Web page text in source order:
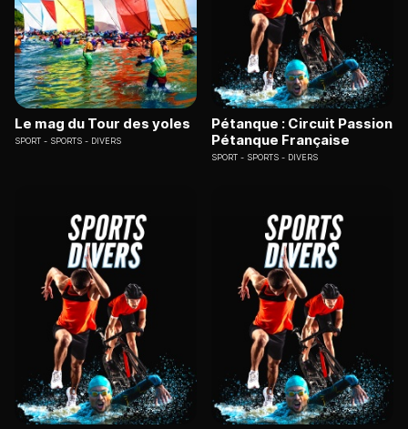
Le mag du Tour des yoles
SPORT SPORTS - DIVERS
Pétanque : Circuit Passion
Pétanque Française
SPORT SPORTS - DIVERS